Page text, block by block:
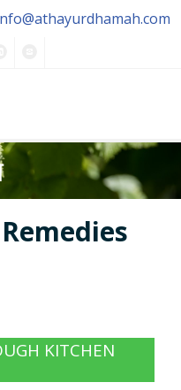
RemediesKITCHEN